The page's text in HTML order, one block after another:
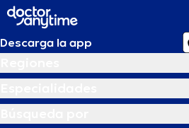
Descarga la app